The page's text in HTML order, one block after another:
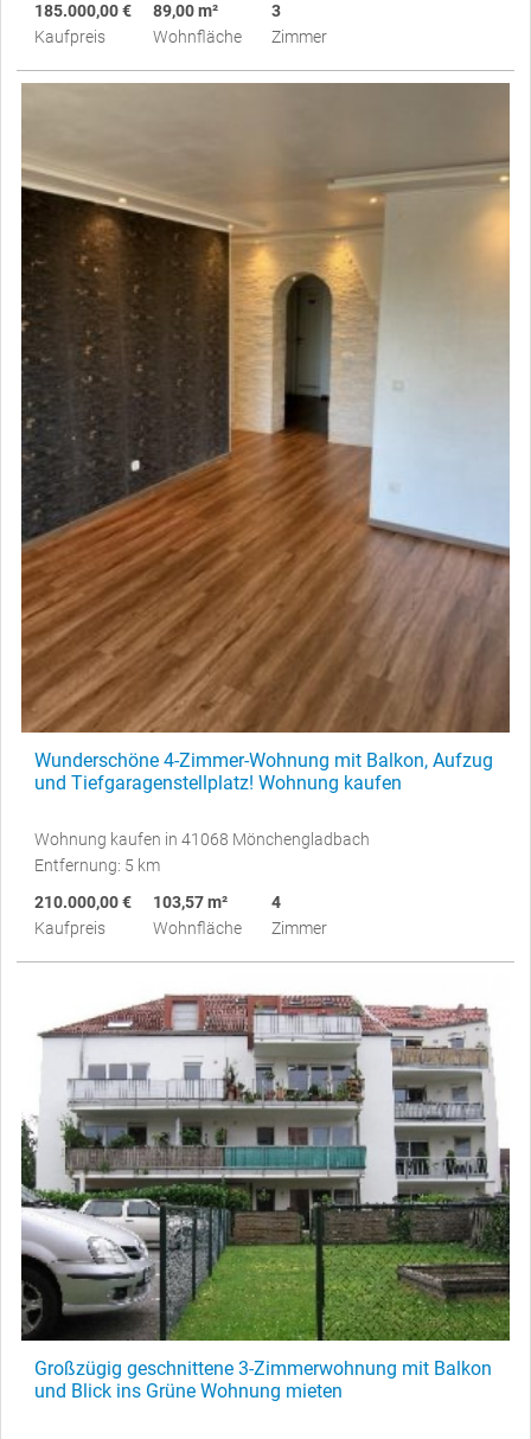
185.000,00 €
Kaufpreis
89,00 m²
Wohnfläche
3
Zimmer
Wunderschöne 4-Zimmer-Wohnung mit Balkon, Aufzug
und Tiefgaragenstellplatz! Wohnung kaufen
Wohnung kaufen in 41068 Mönchengladbach
Entfernung: 5 km
210.000,00 €
Kaufpreis
103,57 m²
Wohnfläche
4
Zimmer
Großzügig geschnittene 3-Zimmerwohnung mit Balkon
und Blick ins Grüne Wohnung mieten